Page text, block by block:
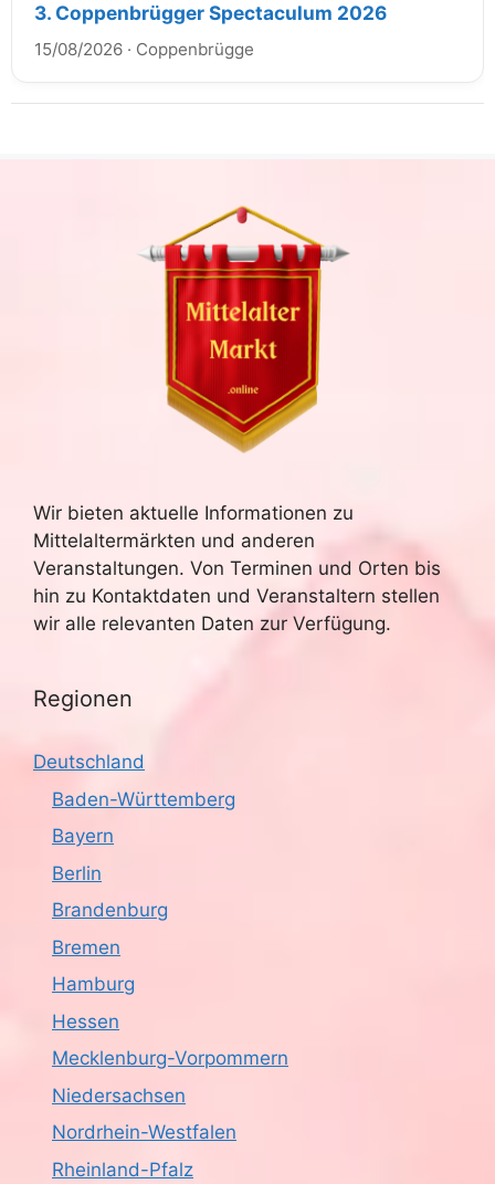
3. Coppenbrügger Spectaculum 2026
15/08/2026 · Coppenbrügge
Wir bieten aktuelle Informationen zu
Mittelaltermärkten und anderen
Veranstaltungen. Von Terminen und Orten bis
hin zu Kontaktdaten und Veranstaltern stellen
wir alle relevanten Daten zur Verfügung.
Regionen
Deutschland
Baden-Württemberg
Bayern
Berlin
Brandenburg
Bremen
Hamburg
Hessen
Mecklenburg-Vorpommern
Niedersachsen
Nordrhein-Westfalen
Rheinland-Pfalz